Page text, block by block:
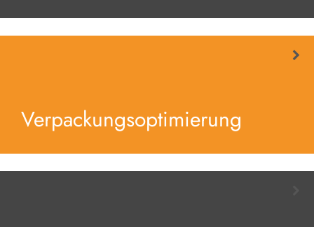
Verpackungsoptimierung